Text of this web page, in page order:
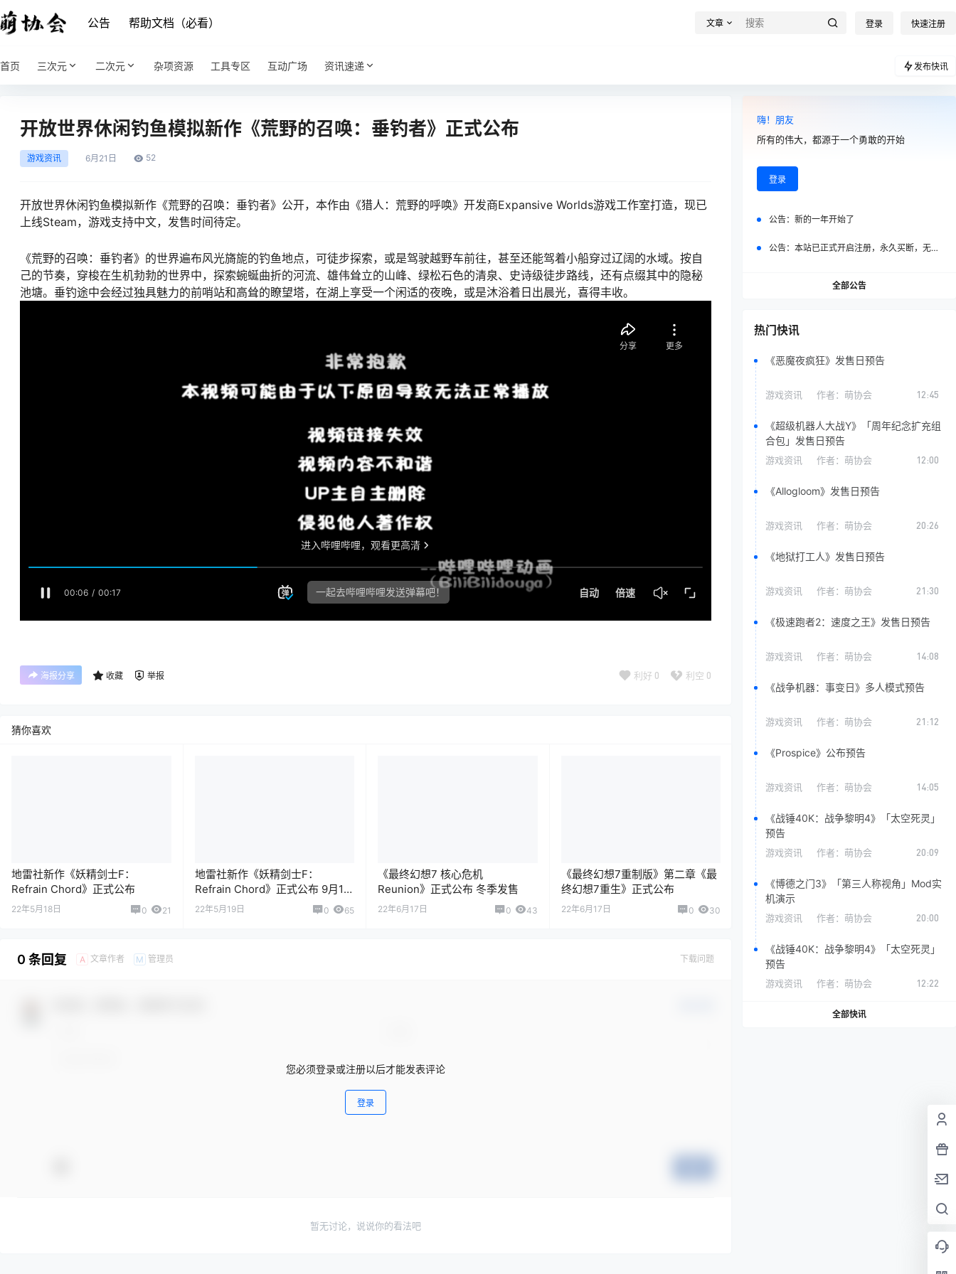
公告 帮助文档（必看） 文章 登录 快速注册
首页 三次元 二次元 杂项资源 工具专区 互动广场 资讯速递 发布快讯
开放世界休闲钓鱼模拟新作《荒野的召唤：垂钓者》正式公布
游戏资讯 6月 21日 52
开放世界休闲钓鱼模拟新作《荒野的召唤：垂钓者》公开，本作由《猎人：荒野的呼唤》开发商Expansive Worlds游戏工作室打造，现已
上线Steam，游戏支持中文，发售时间待定。
《荒野的召唤：垂钓者》的世界遍布风光旖旎的钓鱼地点，可徒步探索，或是驾驶越野车前往，甚至还能驾着小船穿过辽阔的水域。按自
己的节奏，穿梭在生机勃勃的世界中，探索蜿蜒曲折的河流、雄伟耸立的山峰、绿松石色的清泉、史诗级徒步路线，还有点缀其中的隐秘
池塘。垂钓途中会经过独具魅力的前哨站和高耸的瞭望塔，在湖上享受一个闲适的夜晚，或是沐浴着日出晨光，喜得丰收。
海报分享 收藏 举报 利好 0 利空 0
猜你喜欢
地雷社新作《妖精剑士F：
Refrain Chord》正式公布
22年5月18日 0 21
地雷社新作《妖精剑士F：
Refrain Chord》正式公布 9月15
日发售
22年5月19日 0 65
《最终幻想7 核心危机
Reunion》正式公布 冬季发售
22年6月17日 0 43
《最终幻想7重制版》第二章《最
终幻想7重生》正式公布
22年6月17日 0 30
0 条回复 A 文章作者 M 管理员 下载问题
您必须登录或注册以后才能发表评论
登录
暂无讨论，说说你的看法吧
嗨！朋友
所有的伟大，都源于一个勇敢的开始
登录
公告： 新的一年开始了
公告： 本站已正式开启注册，永久买断，无任何二次付费
全部公告
热门快讯
《恶魔夜疯狂》发售日预告
游戏资讯 作者： 萌协会 12:45
《超级机器人大战Y》「周年纪念扩充组
合包」发售日预告
游戏资讯 作者： 萌协会 12:00
《Allogloom》发售日预告
游戏资讯 作者： 萌协会 20:26
《地狱打工人》发售日预告
游戏资讯 作者： 萌协会 21:30
《极速跑者2：速度之王》发售日预告
游戏资讯 作者： 萌协会 14:08
《战争机器：事变日》多人模式预告
游戏资讯 作者： 萌协会 21:12
《Prospice》公布预告
游戏资讯 作者： 萌协会 14:05
《战锤40K：战争黎明4》「太空死灵」
预告
游戏资讯 作者： 萌协会 20:09
《博德之门3》「第三人称视角」Mod实
机演示
游戏资讯 作者： 萌协会 20:00
《战锤40K：战争黎明4》「太空死灵」
预告
游戏资讯 作者： 萌协会 12:22
全部快讯